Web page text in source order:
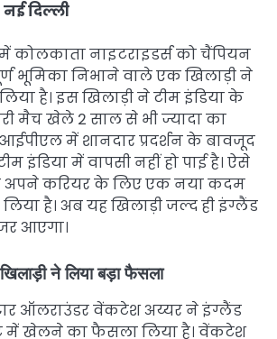
दिल्ली
कोलकाता नाइटराइडर्स को चैंपियन
भूमिका निभाने वाले एक खिलाड़ी ने
है। इस खिलाड़ी ने टीम इंडिया के
मैच खेले 2 साल से भी ज्यादा का
में शानदार प्रदर्शन के बावजूद
इंडिया में वापसी नहीं हो पाई है। ऐसे
अपने करियर के लिए एक नया कदम
है। अब यह खिलाड़ी जल्द ही इंग्लैंड
आएगा।
ने लिया बड़ा फैसला
ऑलराउंडर वेंकटेश अय्यर ने इंग्लैंड
में खेलने का फैसला लिया है। वेंकटेश